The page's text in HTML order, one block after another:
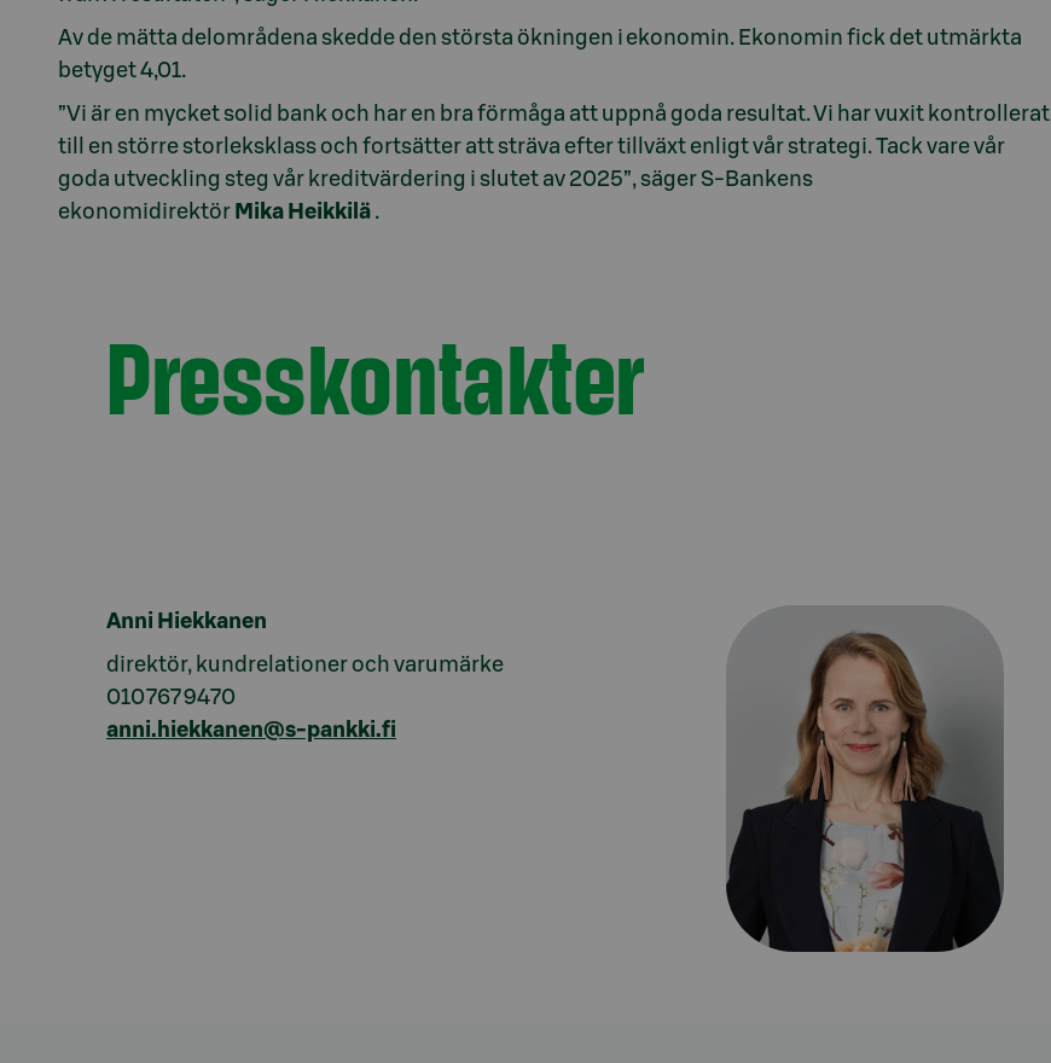
Av de mätta delområdena skedde den största ökningen i ekonomin. Ekonomin fick det utmärkta
betyget 4,01.
”Vi är en mycket solid bank och har en bra förmåga att uppnå goda resultat. Vi har vuxit kontrollerat
till en större storleksklass och fortsätter att sträva efter tillväxt enligt vår strategi. Tack vare vår
goda utveckling steg vår kreditvärdering i slutet av 2025”, säger S-Bankens
ekonomidirektör Mika Heikkilä .
Presskontakter
Anni Hiekkanen
direktör, kundrelationer och varumärke
010 767 9470
anni.hiekkanen@s-pankki.fi